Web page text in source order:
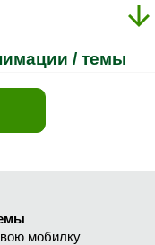
/ темы
мобилку